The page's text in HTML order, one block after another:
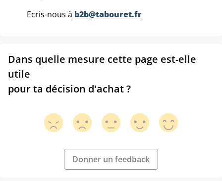
Ecris-nous à b2b@tabouret.fr
Dans quelle mesure cette page est-elle
utile
pour ta décision d'achat ?
Donner un feedback